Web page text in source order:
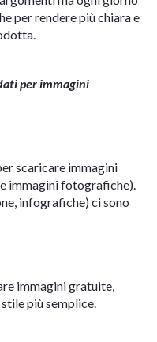
per rendere più chiara e
per immagini
scaricare immagini
immagini fotografiche).
infografiche) ci sono
immagini gratuite,
più semplice.